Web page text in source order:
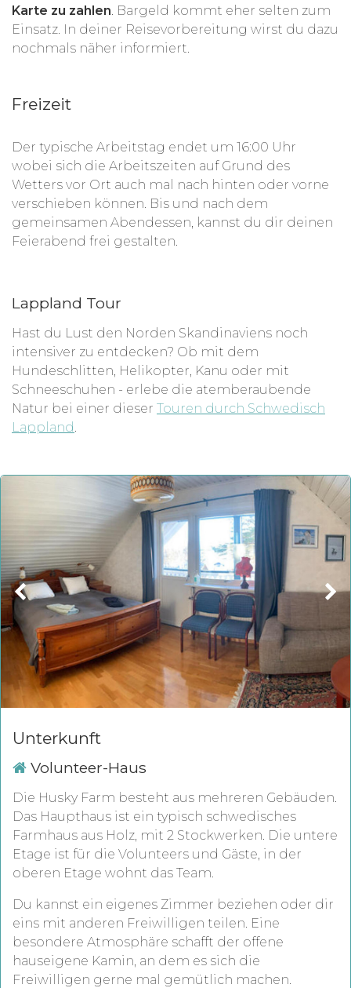
Karte zu zahlen. Bargeld kommt eher selten zum
Einsatz. In deiner Reisevorbereitung wirst du dazu
nochmals näher informiert.
Freizeit
Der typische Arbeitstag endet um 16:00 Uhr
wobei sich die Arbeitszeiten auf Grund des
Wetters vor Ort auch mal nach hinten oder vorne
verschieben können. Bis und nach dem
gemeinsamen Abendessen, kannst du dir deinen
Feierabend frei gestalten.
Lappland Tour
Hast du Lust den Norden Skandinaviens noch
intensiver zu entdecken? Ob mit dem
Hundeschlitten, Helikopter, Kanu oder mit
Schneeschuhen - erlebe die atemberaubende
Natur bei einer dieser Touren durch Schwedisch
Lappland.
Unterkunft
Volunteer-Haus
Die Husky Farm besteht aus mehreren Gebäuden.
Das Haupthaus ist ein typisch schwedisches
Farmhaus aus Holz, mit 2 Stockwerken. Die untere
Etage ist für die Volunteers und Gäste, in der
oberen Etage wohnt das Team.
Du kannst ein eigenes Zimmer beziehen oder dir
eins mit anderen Freiwilligen teilen. Eine
besondere Atmosphäre schafft der offene
hauseigene Kamin, an dem es sich die
Freiwilligen gerne mal gemütlich machen.